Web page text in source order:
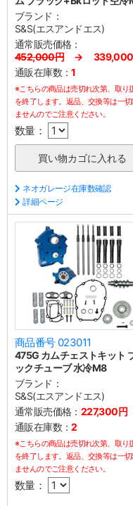
ブランド：
S&S(エスアンドエス)
通常販売価格：
452,000円→ 339,000
通販在庫数：1
※こちらの商品は売切れ次第、取り
を終了します。返品、交換等は一
ませんのでご注意ください。
数量：
ネオガレージ在庫数確認
詳細ページ
商品番号 023011
475G カムチェストキット
ックチューブ 水冷M8
ブランド：
S&S(エスアンドエス)
通常販売価格： 227,300円
通販在庫数：2
※こちらの商品は売切れ次第、取り
を終了します。返品、交換等は一
ませんのでご注意ください。
数量：